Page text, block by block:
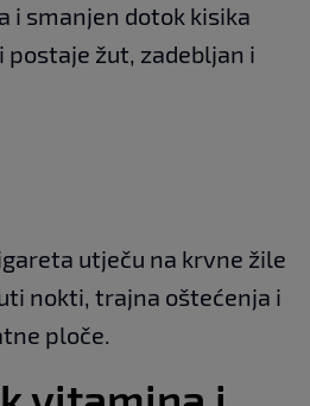
i smanjen dotok kisika
postaje žut, zadebljan i
utječu na krvne žile
nokti, trajna oštećenja i
ploče.